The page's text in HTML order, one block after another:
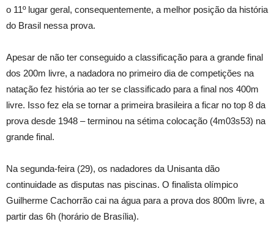
o 11º lugar geral, consequentemente, a melhor posição da história
do Brasil nessa prova.
Apesar de não ter conseguido a classificação para a grande final
dos 200m livre, a nadadora no primeiro dia de competições na
natação fez história ao ter se classificado para a final nos 400m
livre. Isso fez ela se tornar a primeira brasileira a ficar no top 8 da
prova desde 1948 – terminou na sétima colocação (4m03s53) na
grande final.
Na segunda-feira (29), os nadadores da Unisanta dão
continuidade as disputas nas piscinas. O finalista olímpico
Guilherme Cachorrão cai na água para a prova dos 800m livre, a
partir das 6h (horário de Brasília).